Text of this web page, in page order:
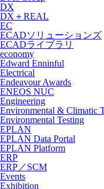
DX
DX＋REAL
EC
ECADソリューションズ
ECADライブラリ
economy
Edward Enninful
Electrical
Endeavour Awards
ENEOS NUC
Engineering
Environmental & Climatic
Environmental Testing
EPLAN
EPLAN Data Portal
EPLAN Platform
ERP
ERP／SCM
Events
Exhibition